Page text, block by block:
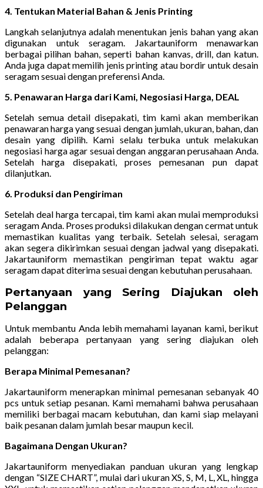
4. Tentukan Material Bahan & Jenis Printing
Langkah selanjutnya adalah menentukan jenis bahan yang akan
digunakan untuk seragam. Jakartauniform menawarkan
berbagai pilihan bahan, seperti bahan kanvas, drill, dan katun.
Anda juga dapat memilih jenis printing atau bordir untuk desain
seragam sesuai dengan preferensi Anda.
5. Penawaran Harga dari Kami, Negosiasi Harga, DEAL
Setelah semua detail disepakati, tim kami akan memberikan
penawaran harga yang sesuai dengan jumlah, ukuran, bahan, dan
desain yang dipilih. Kami selalu terbuka untuk melakukan
negosiasi harga agar sesuai dengan anggaran perusahaan Anda.
Setelah harga disepakati, proses pemesanan pun dapat
dilanjutkan.
6. Produksi dan Pengiriman
Setelah deal harga tercapai, tim kami akan mulai memproduksi
seragam Anda. Proses produksi dilakukan dengan cermat untuk
memastikan kualitas yang terbaik. Setelah selesai, seragam
akan segera dikirimkan sesuai dengan jadwal yang disepakati.
Jakartauniform memastikan pengiriman tepat waktu agar
seragam dapat diterima sesuai dengan kebutuhan perusahaan.
Pertanyaan yang Sering Diajukan oleh
Pelanggan
Untuk membantu Anda lebih memahami layanan kami, berikut
adalah beberapa pertanyaan yang sering diajukan oleh
pelanggan:
Berapa Minimal Pemesanan?
Jakartauniform menerapkan minimal pemesanan sebanyak 40
pcs untuk setiap pesanan. Kami memahami bahwa perusahaan
memiliki berbagai macam kebutuhan, dan kami siap melayani
baik pesanan dalam jumlah besar maupun kecil.
Bagaimana Dengan Ukuran?
Jakartauniform menyediakan panduan ukuran yang lengkap
dengan “SIZE CHART”, mulai dari ukuran XS, S, M, L, XL, hingga